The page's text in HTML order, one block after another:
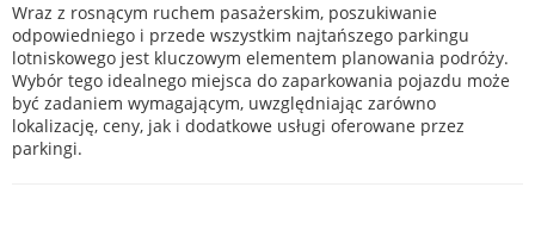
Wraz z rosnącym ruchem pasażerskim, poszukiwanie
odpowiedniego i przede wszystkim najtańszego parkingu
lotniskowego jest kluczowym elementem planowania podróży.
Wybór tego idealnego miejsca do zaparkowania pojazdu może
być zadaniem wymagającym, uwzględniając zarówno
lokalizację, ceny, jak i dodatkowe usługi oferowane przez
parkingi.